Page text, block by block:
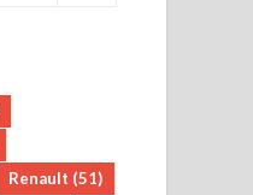
Renault (51)